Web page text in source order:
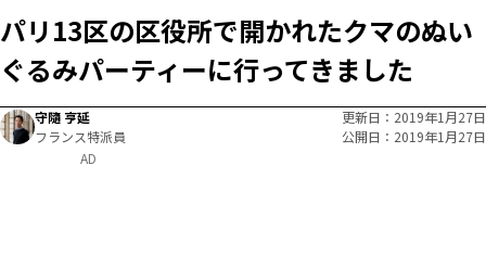
パリ13区の区役所で開かれたクマのぬい
ぐるみパーティーに行ってきました
守隨 亨延
フランス特派員
更新日
2019年1月27日
公開日
2019年1月27日
AD